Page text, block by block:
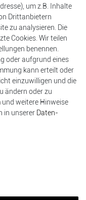
um z.B. Inhalte
Drittanbietern
zu analysieren. Die
Cookies. Wir teilen
benennen.
oder aufgrund eines
kann erteilt oder
einzuwilligen und die
ändern oder zu
und weitere Hinweise
in unserer Daten­